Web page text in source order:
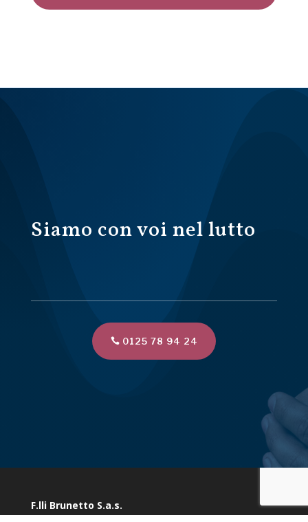
Siamo con voi nel lutto
0125 78 94 24
F.lli Brunetto S.a.s.